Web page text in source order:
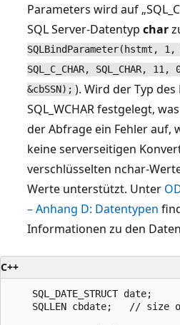
Parameters wird auf
SQL Server-Datentyp char
SQLBindParameter(hstmt, 1,
SQL_C_CHAR, SQL_CHAR,
&cbSSN); ). Wird der Typ
SQL_WCHAR festgelegt, was
der Abfrage ein Fehler auf,
keine serverseitigen
verschlüsselten nchar-
Werte unterstützt. Unter
– Anhang D: Datentypen
Informationen zu den
C++
    SQL_DATE_STRUCT date;
SQLLEN cbdate;   // size